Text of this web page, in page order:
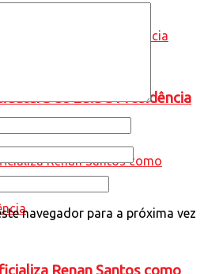
de Lula à Presidência
Renan Santos como
navegador para a próxima vez